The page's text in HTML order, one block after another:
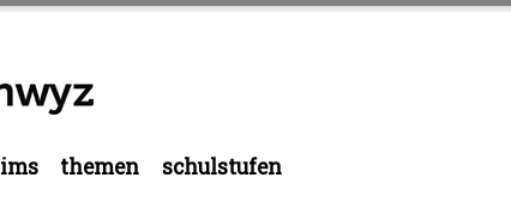
ims themen schulstufen